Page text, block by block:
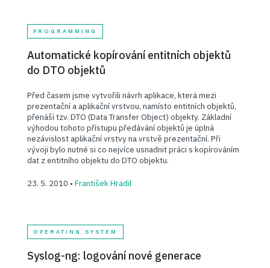
PROGRAMMING
Automatické kopírování entitních objektů
do DTO objektů
Před časem jsme vytvořili návrh aplikace, která mezi
prezentační a aplikační vrstvou, namísto entitních objektů,
přenáší tzv. DTO (Data Transfer Object) objekty. Základní
výhodou tohoto přístupu předávání objektů je úplná
nezávislost aplikační vrstvy na vrstvě prezentační. Při
vývoji bylo nutné si co nejvíce usnadnit práci s kopírováním
dat z entitního objektu do DTO objektu.
23. 5. 2010 • František Hradil
OPERATING SYSTEM
Syslog-ng: logování nové generace